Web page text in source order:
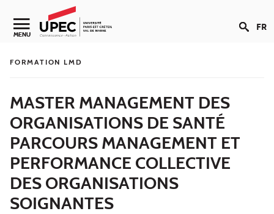
Aller au contenu
Navigation secondaire
MENU FR
FORMATION LMD
MASTER MANAGEMENT DES
ORGANISATIONS DE SANTÉ
PARCOURS MANAGEMENT ET
PERFORMANCE COLLECTIVE
DES ORGANISATIONS
SOIGNANTES